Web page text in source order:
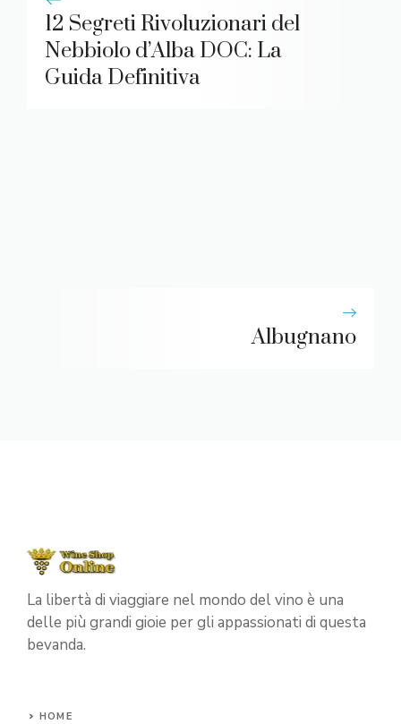
12 Segreti Rivoluzionari del
Nebbiolo d’Alba DOC: La
Guida Definitiva
Albugnano
La libertà di viaggiare nel mondo del vino è una
delle più grandi gioie per gli appassionati di questa
bevanda.
HOME